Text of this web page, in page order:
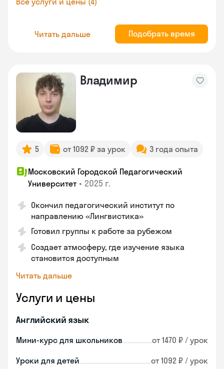
Читать дальше Подобрать время
Владимир
5 от 1092 ₽ за урок 3 года опыта
Московский Городской Педагогический
Университет • 2025 г.
Окончил педагогический институт по
направлению «Лингвистика»
Готовил группы к работе за рубежом
Создает атмосферу, где изучение языка
становится доступным
Читать дальше
Услуги и цены
Английский язык
Мини-курс для школьников от 1470 ₽ / урок
Уроки для детей от 1092 ₽ / урок